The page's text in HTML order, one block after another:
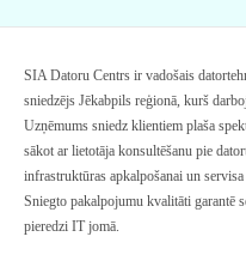
SIA Datoru Centrs ir vadošais
sniedzējs Jēkabpils reģionā, kurš
Uzņēmums sniedz klientiem plaša
sākot ar lietotāja konsultēšanu pie
infrastruktūras apkalpošanai un
Sniegto pakalpojumu kvalitāti garantē
pieredzi IT jomā.